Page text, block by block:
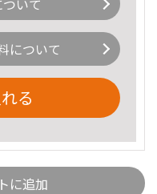
について
る
に追加